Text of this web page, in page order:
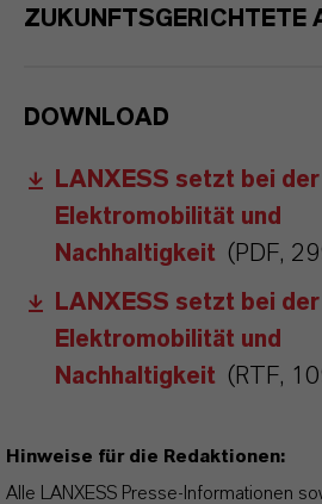
ZUKUNFTSGERICHTETE
DOWNLOAD
LANXESS setzt bei
Elektromobilität und
Nachhaltigkeit (PDF,
LANXESS setzt bei
Elektromobilität und
Nachhaltigkeit (RTF,
Hinweise für die Redaktionen:
Alle LANXESS Presse-Informationen